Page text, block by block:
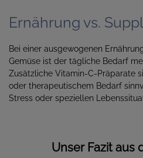
Ernährung vs.
Bei einer ausgewogenen
Gemüse ist der tägliche Bedarf
Zusätzliche Vitamin-C-Präparate
oder therapeutischem Bedarf
Stress oder speziellen
Unser Fazit aus